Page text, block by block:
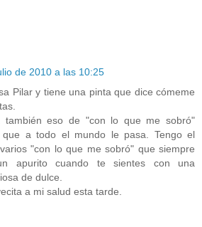
de 2010 a las 10:25
Pilar y tiene una pinta que dice cómeme
también eso de "con lo que me sobró"
que a todo el mundo le pasa. Tengo el
"con lo que me sobró" que siempre
apurito cuando te sientes con una
de dulce.
a mi salud esta tarde.